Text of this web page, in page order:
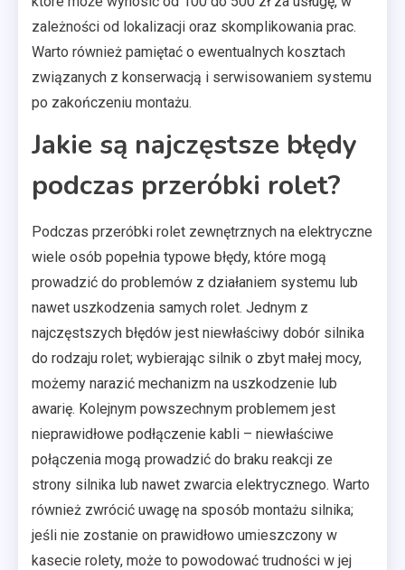
zależności od lokalizacji oraz skomplikowania prac.
Warto również pamiętać o ewentualnych kosztach
związanych z konserwacją i serwisowaniem systemu
po zakończeniu montażu.
Jakie są najczęstsze błędy
podczas przeróbki rolet?
Podczas przeróbki rolet zewnętrznych na elektryczne
wiele osób popełnia typowe błędy, które mogą
prowadzić do problemów z działaniem systemu lub
nawet uszkodzenia samych rolet. Jednym z
najczęstszych błędów jest niewłaściwy dobór silnika
do rodzaju rolet; wybierając silnik o zbyt małej mocy,
możemy narazić mechanizm na uszkodzenie lub
awarię. Kolejnym powszechnym problemem jest
nieprawidłowe podłączenie kabli – niewłaściwe
połączenia mogą prowadzić do braku reakcji ze
strony silnika lub nawet zwarcia elektrycznego. Warto
również zwrócić uwagę na sposób montażu silnika;
jeśli nie zostanie on prawidłowo umieszczony w
kasecie rolety, może to powodować trudności w jej